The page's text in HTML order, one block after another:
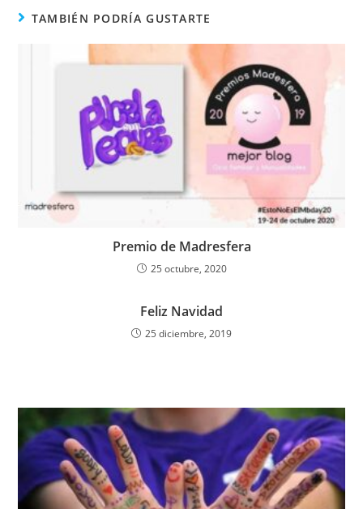
e er s
A
p
p
l
ar
tir
TAMBIÉN PODRÍA GUSTARTE
Premio de Madresfera
25 octubre, 2020
Feliz Navidad
25 diciembre, 2019